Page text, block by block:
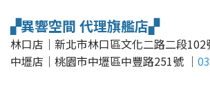
▞異響空間 代理旗艦店▞
林口店｜新北市林口區文化二路二段102
中壢店｜桃園市中壢區中豐路251號 ｜